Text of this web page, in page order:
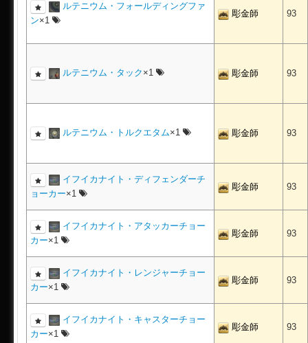
ルテニウム・フォールディングファ
ン×1
彫金師 93
ルテニウム・タック ×1 彫金師 93
ルテニウム・トルクエタム×1 彫金師 93
イフイカナイト・ディフェンダーチ
ョーカー×1
彫金師 93
イフイカナイト・アタッカーチョー
カー×1
彫金師 93
イフイカナイト・レンジャーチョー
カー×1
彫金師 93
イフイカナイト・キャスターチョー
カー×1
彫金師 93